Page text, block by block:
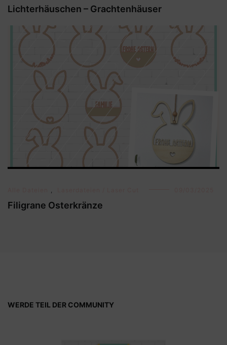
Lichterhäuschen – Grachtenhäuser
Filigrane Osterkränze
WERDE TEIL DER COMMUNITY